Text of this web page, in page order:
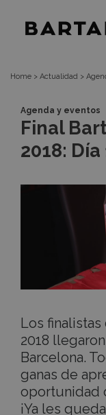
Final
Lab
del
Año
2018:
Home > Actualidad >
Agenda y eventos
Final
2018: Día
Los
2018
Barcelona.
ganas de
oportunidad
¡Ya les